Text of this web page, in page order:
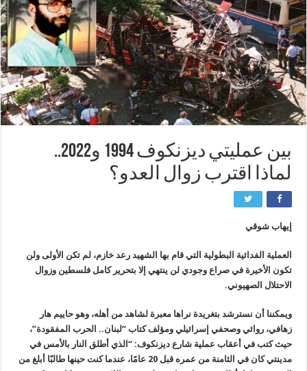
بين عمليتي ديزنكوف 1994 و2022..
لماذا اقترب زوال العدو؟
إيهاب شوقي
العملية الفدائية البطولية التي قام بها الشهيد رعد خازم، لم تكن الأولى ولن
تكون الأخيرة في صراع وجودي لن ينتهي إلا بتحرير كامل فلسطين وزوال
الاحتلال الصهيوني.
ويمكننا أن نسترشد بتغريدة نراها معبرة لشاهد من أهله، وهو حاييم هار
زهافي، روائي وصحفي إسرائيلي ومؤلف كتاب “لبنان.. الحرب المفقودة”،
حيث كتب في أعقاب عملية شارع ديزنكوف: “الذي أطلق النار بالأمس في
مدينتي كان في الثامنة من عمره قبل 20 عامًا، عندما كنت حينها طالبًا أبلغ من